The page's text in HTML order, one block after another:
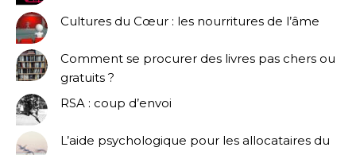
Cultures du Cœur : les nourritures de l’âme
Comment se procurer des livres pas chers ou
gratuits ?
RSA : coup d’envoi
L’aide psychologique pour les allocataires du